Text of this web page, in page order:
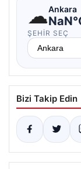
☁Ankara
ŞEHIR SEÇ
Bizi Takip Edin